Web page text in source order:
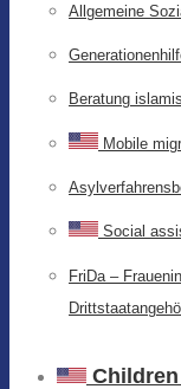
Allgemeine
Beratung
Mobile
Social
FriDa –